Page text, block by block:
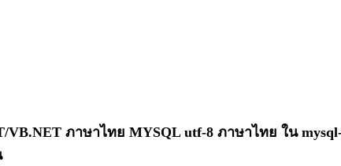
VB.NET ภาษาไทย MYSQL utf-8 ภาษาไทย ใน